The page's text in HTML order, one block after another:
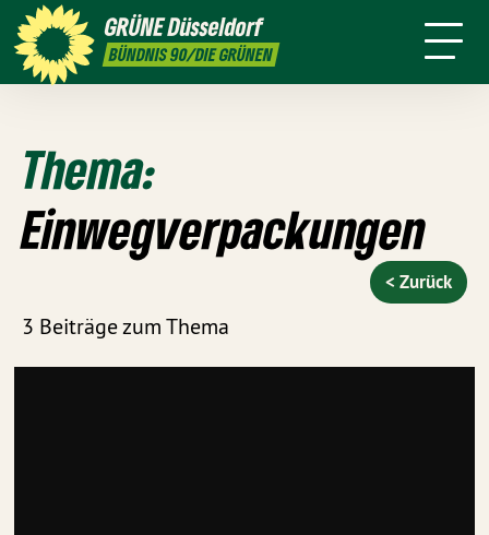
GRÜNEDüsseldorf
BÜNDNIS 90/DIE GRÜNEN
GRÜNFUNK Presse
Stadtbezirke Termine Mitmachen
Thema:
Einwegverpackungen
3 Beiträge zum Thema
< Zurück